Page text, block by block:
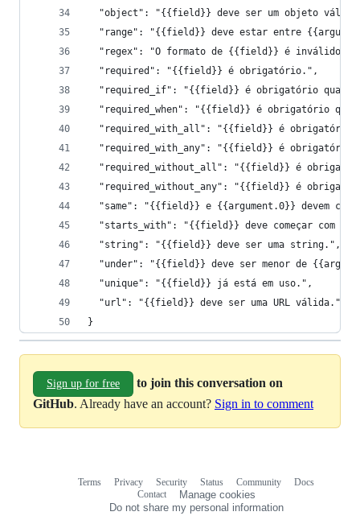
"object": "{{field}} deve ser um objeto
"range": "{{field}} deve estar entre
  "regex": "O formato de {{field}} é inválido.",
  "required": "{{field}} é obrigatório.",
"required_if": "{{field}} é obrigatório
"required_when": "{{field}} é obrigatório
"required_with_all": "{{field}} é obrigatório
"required_with_any": "{{field}} é
"required_without_all": "{{field}} é
"required_without_any": "{{field}} é
"same": "{{field}} e {{argument.0}} devem
"starts_with": "{{field}} deve começar com
  "string": "{{field}} deve ser uma string.",
"under": "{{field}} deve ser menor de
  "unique": "{{field}} já está em uso.",
  "url": "{{field}} deve ser uma URL válida."
}
Sign up for free
to join this conversation on
GitHub. Already have an account? Sign in to comment
Terms Privacy Security Status Community
Docs
Contact
Manage cookies
Do not share my personal information